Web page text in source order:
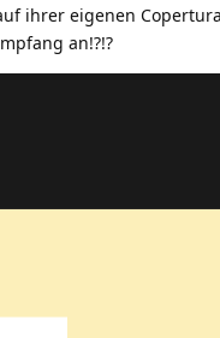
ihrer eigenen
an!?!?